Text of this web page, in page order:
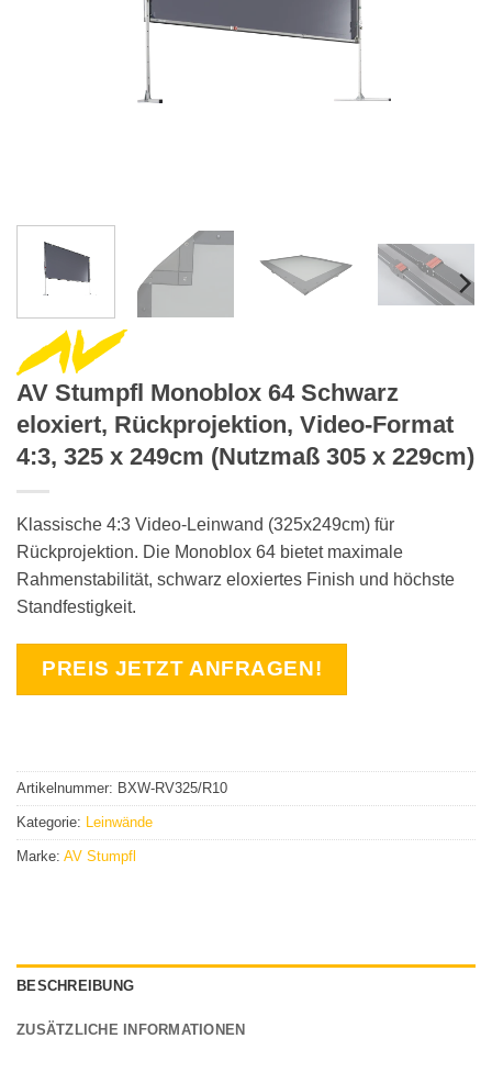
AV Stumpfl Monoblox 64 Schwarz
eloxiert, Rückprojektion, Video-Format
4:3, 325 x 249cm (Nutzmaß 305 x 229cm)
Klassische 4:3 Video-Leinwand (325x249cm) für
Rückprojektion. Die Monoblox 64 bietet maximale
Rahmenstabilität, schwarz eloxiertes Finish und höchste
Standfestigkeit.
PREIS JETZT ANFRAGEN!
Artikelnummer: BXW-RV325/R10
Kategorie: Leinwände
Marke: AV Stumpfl
BESCHREIBUNG
ZUSÄTZLICHE INFORMATIONEN